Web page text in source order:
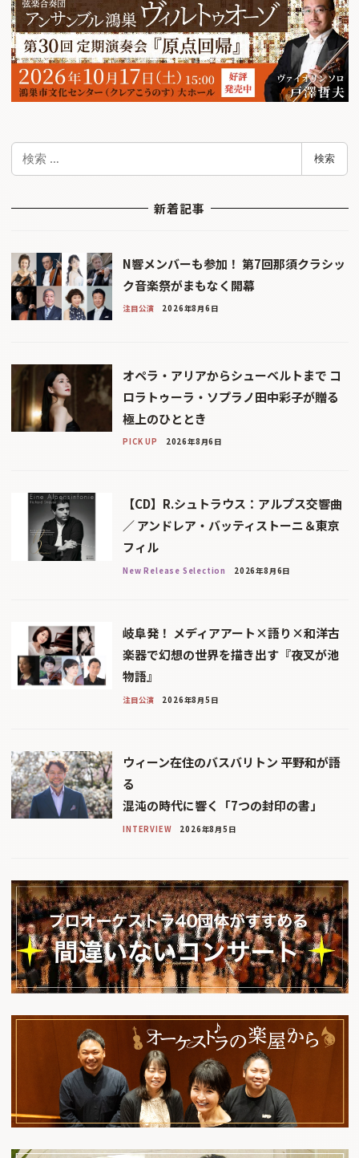
検
検索
新着記事
N響メンバーも参加！ 第7回那須クラシッ
ク音楽祭がまもなく開幕
注目公演 2026年8月6日
オペラ・アリアからシューベルトまで コ
ロラトゥーラ・ソプラノ田中彩子が贈る
極上のひととき
PICK UP 2026年8月6日
【CD】R.シュトラウス：アルプス交響曲
／ アンドレア・バッティストーニ＆東京
フィル
New Release Selection 2026年8月6日
岐阜発！ メディアアート×語り×和洋古
楽器で幻想の世界を描き出す『夜叉が池
物語』
注目公演 2026年8月5日
ウィーン在住のバスバリトン 平野和が語
る
混沌の時代に響く「7つの封印の書」
INTERVIEW 2026年8月5日